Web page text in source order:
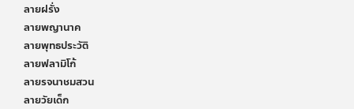
ลายฝรั่ง
ลายพญานาค
ลายพุทธประวัติ
ลายฟลามิโก้
ลายรจนาชมสวน
ลายวัยเด็ก